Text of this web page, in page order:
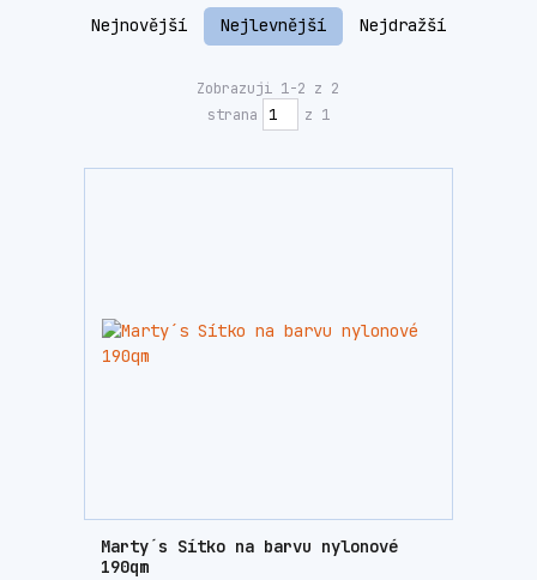
Nejnovější Nejlevnější Nejdražší
Zobrazuji 1-2 z 2
strana
z 1
Marty´s Sítko na barvu nylonové
190qm